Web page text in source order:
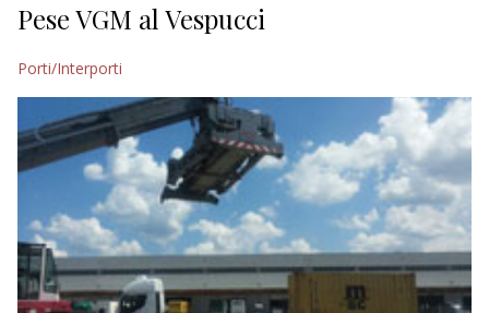
Pese VGM al Vespucci
Porti/Interporti